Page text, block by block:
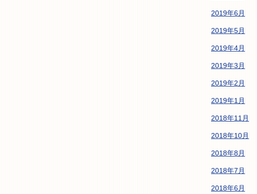
2019年6月
2019年5月
2019年4月
2019年3月
2019年2月
2019年1月
2018年11月
2018年10月
2018年8月
2018年7月
2018年6月